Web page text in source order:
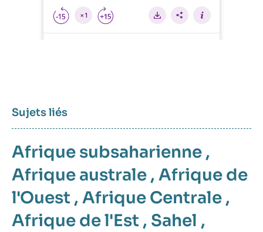
Sujets liés
Afrique subsaharienne ,
Afrique australe , Afrique de
l'Ouest , Afrique Centrale ,
Afrique de l'Est , Sahel ,